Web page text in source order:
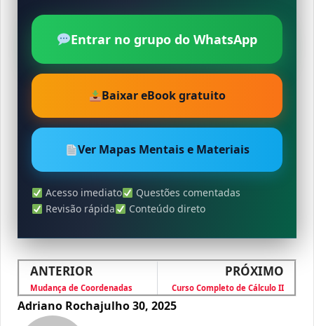
Entrar no grupo do WhatsApp
Baixar eBook gratuito
Ver Mapas Mentais e Materiais
Acesso imediato
Questões comentadas
Revisão rápida
Conteúdo direto
ANTERIOR
Mudança de Coordenadas
PRÓXIMO
Curso Completo de Cálculo II
Adriano Rochajulho 30, 2025